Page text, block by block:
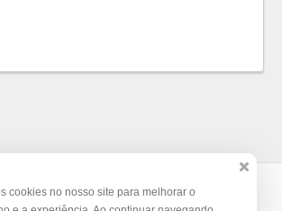
suas inscrições e organizar seus
cookies no nosso site para melhorar o